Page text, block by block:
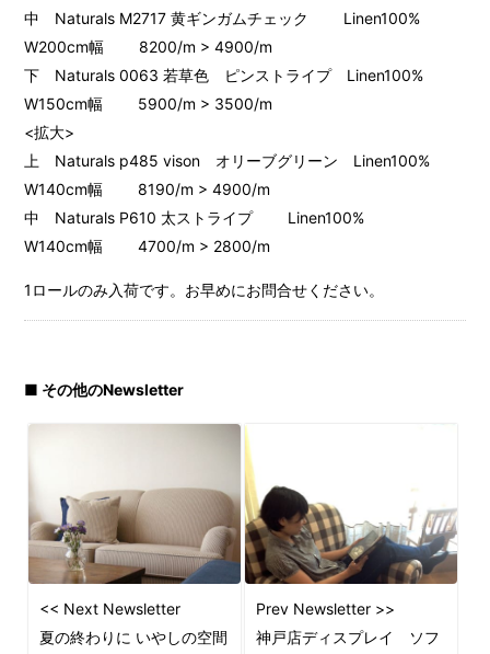
中 Naturals M2717 黄ギンガムチェック Linen100%
W200cm幅 8200/m > 4900/m
下 Naturals 0063 若草色 ピンストライプ Linen100%
W150cm幅 5900/m > 3500/m
<拡大>
上 Naturals p485 vison オリーブグリーン Linen100%
W140cm幅 8190/m > 4900/m
中 Naturals P610 太ストライプ Linen100%
W140cm幅 4700/m > 2800/m
1ロールのみ入荷です。お早めにお問合せください。
■ その他のNewsletter
<< Next Newsletter
夏の終わりに いやしの空間
Prev Newsletter >>
神戸店ディスプレイ ソフ